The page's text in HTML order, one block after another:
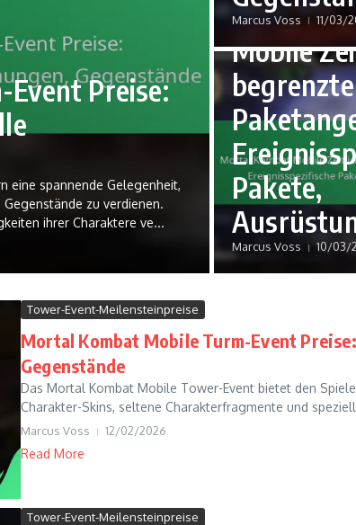
Preise:
eine spannende Gelegenheit,
zu verdienen.
ihrer Charaktere ve...
Marcus Voss 11/03/
Mortal
Mobile
begrenzte
Pakete,
Marcus Voss 10/03/
Tower-Event-Meilensteinpreise
Mortal Kombat Mobile Turm-Event
Gegenstände
Das Mortal Kombat Mobile Tower-Event bietet den
Charakter-Skins, seltene Charakterfragmente und
Marcus Voss 12/02/2026
Read More
Tower-Event-Meilensteinpreise